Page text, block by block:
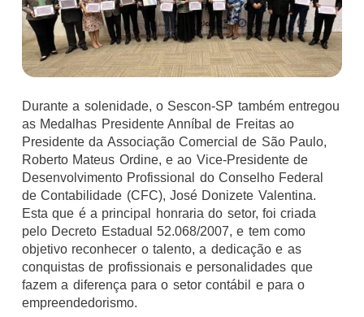
Durante a solenidade, o Sescon-SP também entregou
as Medalhas Presidente Anníbal de Freitas ao
Presidente da Associação Comercial de São Paulo,
Roberto Mateus Ordine, e ao Vice-Presidente de
Desenvolvimento Profissional do Conselho Federal
de Contabilidade (CFC), José Donizete Valentina.
Esta que é a principal honraria do setor, foi criada
pelo Decreto Estadual 52.068/2007, e tem como
objetivo reconhecer o talento, a dedicação e as
conquistas de profissionais e personalidades que
fazem a diferença para o setor contábil e para o
empreendedorismo.